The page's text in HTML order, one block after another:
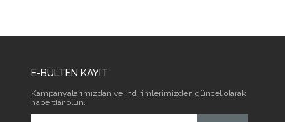
E-BÜLTEN KAYIT
Kampanyalarımızdan ve indirimlerimizden güncel olarak
haberdar olun.